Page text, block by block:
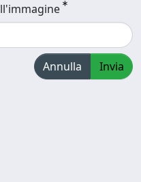
Annulla Invia